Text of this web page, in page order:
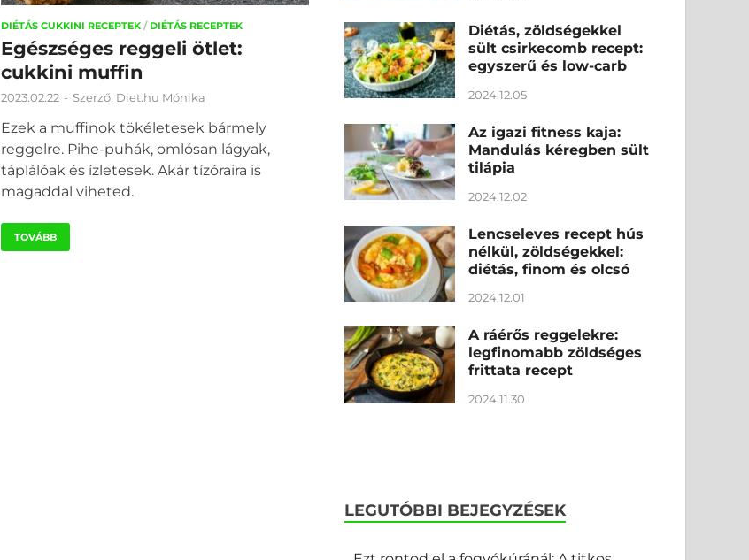
DIÉTÁS CUKKINI RECEPTEK / DIÉTÁS RECEPTEK
Egészséges reggeli ötlet:
cukkini muffin
2023.02.22 - Szerző: Diet.hu Mónika
Ezek a muffinok tökéletesek bármely
reggelre. Pihe-puhák, omlósan lágyak,
táplálóak és ízletesek. Akár tízóraira is
magaddal viheted.
TOVÁBB
Diétás, zöldségekkel
sült csirkecomb recept:
egyszerű és low-carb
2024.12.05
Az igazi fitness kaja:
Mandulás kéregben sült
tilápia
2024.12.02
Lencseleves recept hús
nélkül, zöldségekkel:
diétás, finom és olcsó
2024.12.01
A ráérős reggelekre:
legfinomabb zöldséges
frittata recept
2024.11.30
LEGUTÓBBI BEJEGYZÉSEK